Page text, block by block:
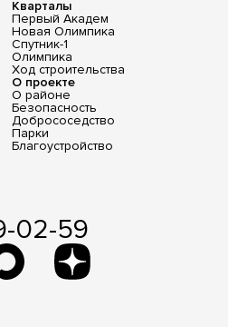
Кварталы
Первый Академ
Новая Олимпика
Спутник-1
Олимпика
Ход строительства
О проекте
О районе
Безопасность
Добрососедство
Парки
Благоустройство
02-59